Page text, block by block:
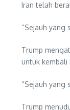
Iran telah
“Sejauh yang
Trump
untuk kembali
“Sejauh yang
Trump